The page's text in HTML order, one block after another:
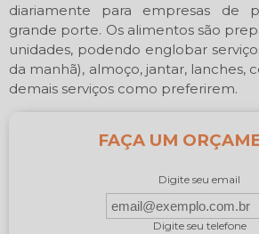
diariamente para empresas de
grande porte. Os alimentos são
unidades, podendo englobar
da manhã), almoço, jantar, lanches,
demais serviços como preferirem.
FAÇA UM
Digite seu email
Digite seu telefone